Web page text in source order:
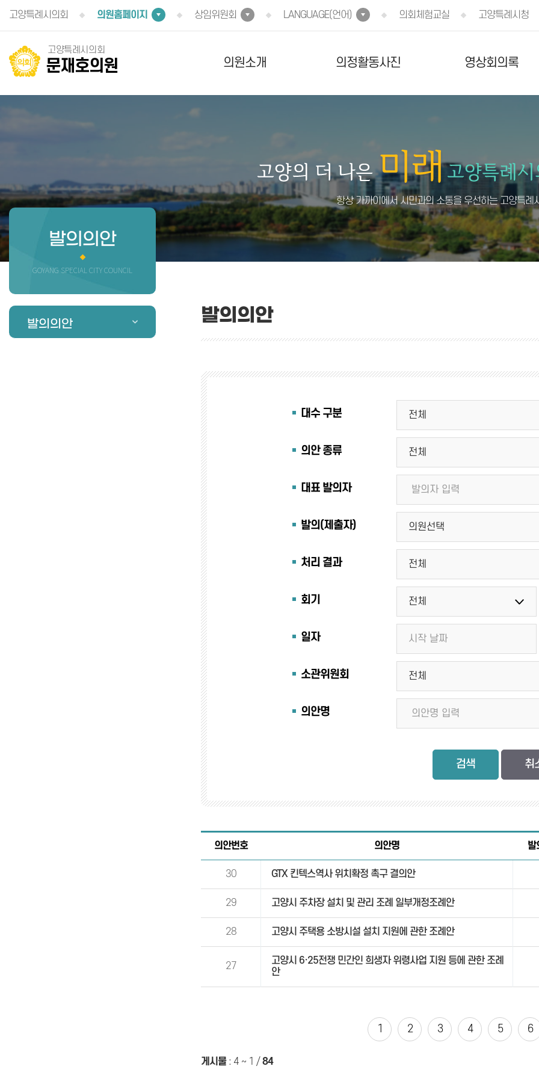
고양특례시의회
의원홈페이지 상임위원회 LANGUAGE(언어) 의회체험교실 고양특례시청
고양특례시의회
문재호의원 의원소개 의정활동사진 영상회의록
항상 가까이에서 시민과의 소통을 우선하는 고양특례
발의의안
GOYANG SPECIAL CITY COUNCIL
발의의안 발의의안
대수 구분
의안 종류
대표 발의자
발의(제출자)
처리 결과
회기
일자
소관위원회
의안명
검색
의안번호 의안명 발
30 GTX 킨텍스역사 위치확정 촉구 결의안
29 고양시 주차장 설치 및 관리 조례 일부개정조례안
28 고양시 주택용 소방시설 설치 지원에 관한 조례안
27
고양시 6·25전쟁 민간인 희생자 위령사업 지원 등에 관한 조례
안
1 2 3 4 5 6
게시물: 4 ~ 1 /84